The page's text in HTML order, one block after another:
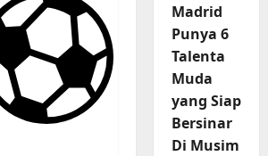
Madrid
Punya 6
Talenta
Muda
yang Siap
Bersinar
Di Musim